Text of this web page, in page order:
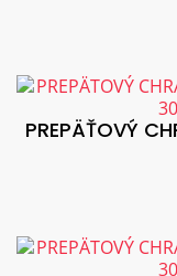
PREPÄŤOVÝ